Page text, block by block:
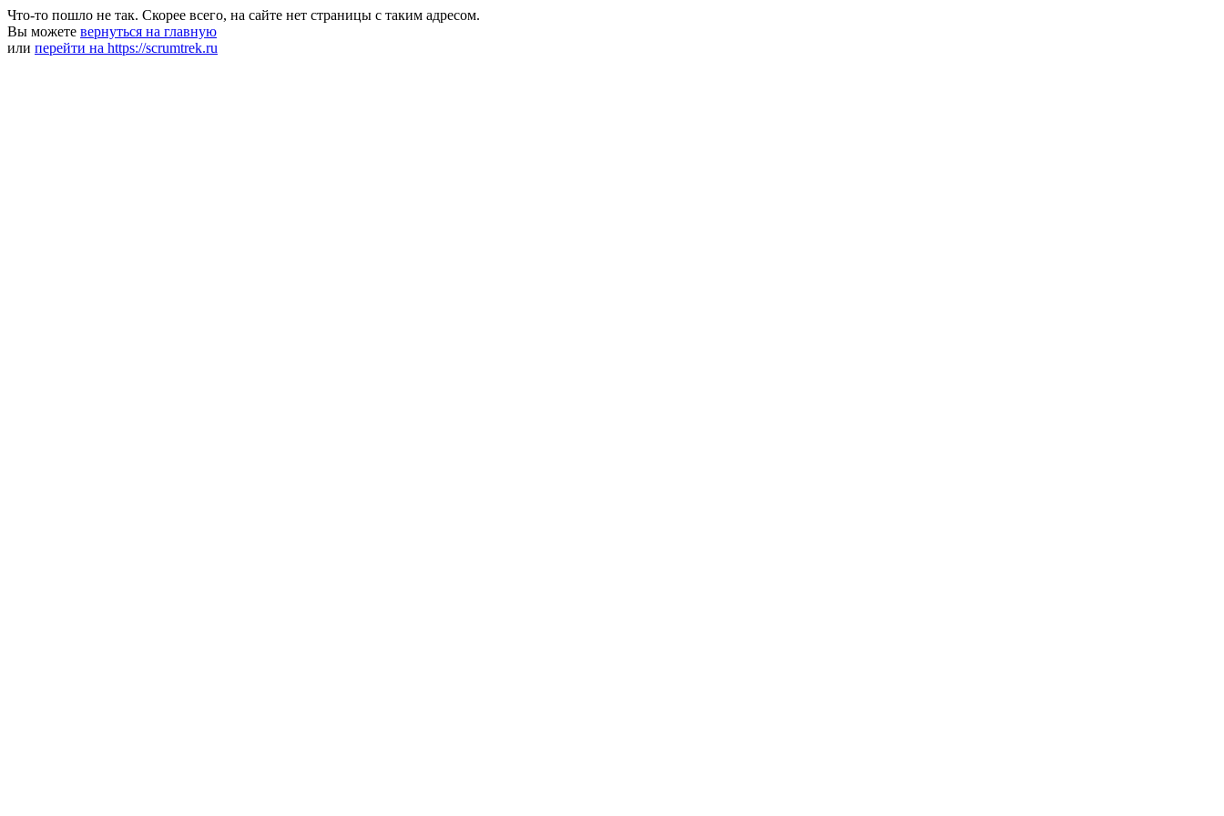
Что-то пошло не так. Скорее всего, на сайте нет страницы с таким адресом.
Вы можете вернуться на главную
или перейти на https://scrumtrek.ru